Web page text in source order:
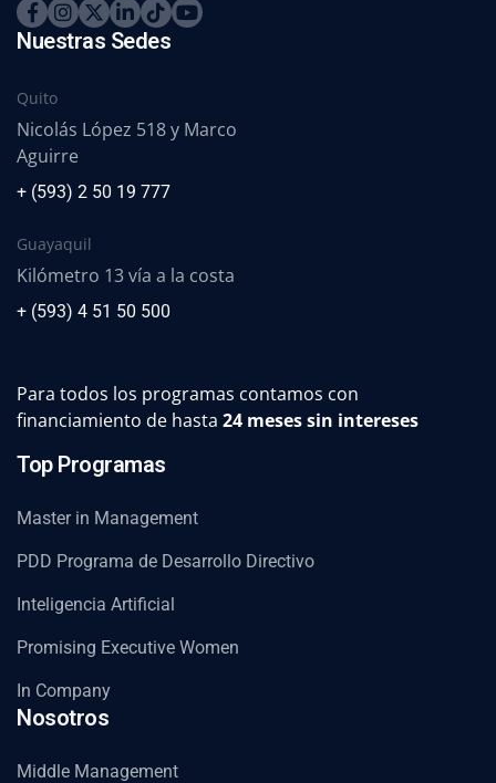
Nuestras Sedes
Quito
Nicolás López 518 y Marco
Aguirre
+ (593) 2 50 19 777
Guayaquil
Kilómetro 13 vía a la costa
+ (593) 4 51 50 500
Para todos los programas contamos con
financiamiento de hasta 24 meses sin intereses
Top Programas
Master in Management
PDD Programa de Desarrollo Directivo
Inteligencia Artificial
Promising Executive Women
In Company
Nosotros
Middle Management